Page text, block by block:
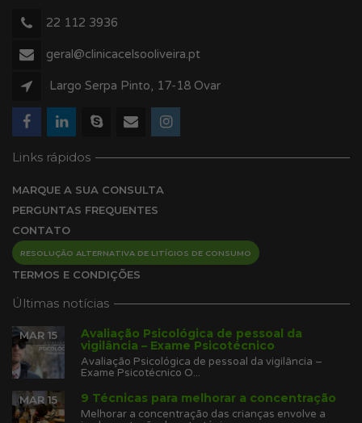
22 112 3936
geral@clinicacelsooliveira.pt
Largo Serpa Pinto, 17-18 Ovar
Links rápidos
MARQUE A SUA CONSULTA
PERGUNTAS FREQUENTES
CONTATO
RESOLUÇÃO ALTERNATIVA DE LITÍGIOS DE CONSUMO
TERMOS E CONDIÇÕES
Últimas notícias
Avaliação Psicológica de pessoal da
vigilância – Exame Psicotécnico
MAR 15
Avaliação Psicológica de pessoal da vigilância –
Exame Psicotécnico O...
9 Técnicas para melhorar a concentração
MAR 15
Melhorar a concentração das crianças envolve a